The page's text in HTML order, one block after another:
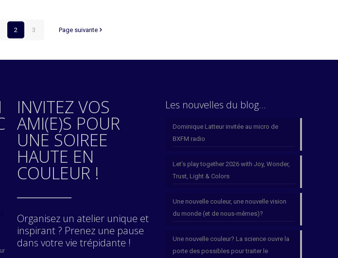
2 3 Page suivante
INVITEZ VOS
AMI(E)S POUR
UNE SOIREE
HAUTE EN
COULEUR !
Organisez un atelier unique et
inspirant ? Prenez une pause
dans votre vie trépidante !
Les nouvelles du blog…
Dominique Latteur invitée au micro de
BXFM radio
Let’s play together 2026 with Joy, Wonder,
Trust, Light & Colors
Une nouvelle couleur, une nouvelle vision
du monde (et de nous-mêmes)?
Une nouvelle couleur? La science ouvre la
porte des possibles pour traiter le